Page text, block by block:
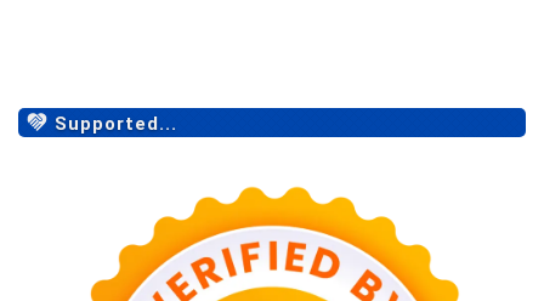
Supported...